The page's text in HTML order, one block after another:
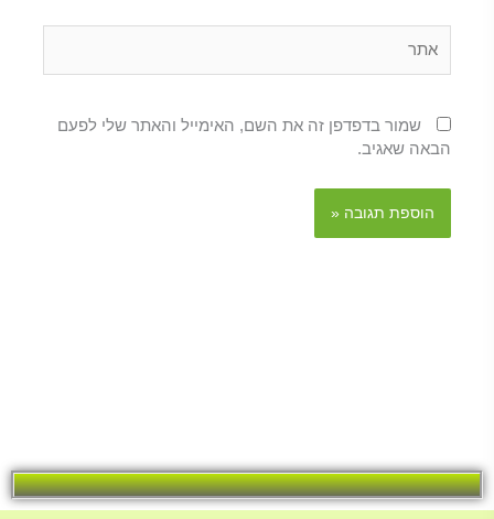
שמור בדפדפן זה את השם, האימייל והאתר שלי לפעם
הבאה שאגיב.